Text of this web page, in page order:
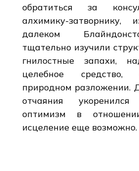
обратиться за
алхимику-затворнику,
далеком
тщательно изучили
гнилостные запахи,
целебное
природном разложении.
отчаяния укоренился
оптимизм в
исцеление еще возможно.